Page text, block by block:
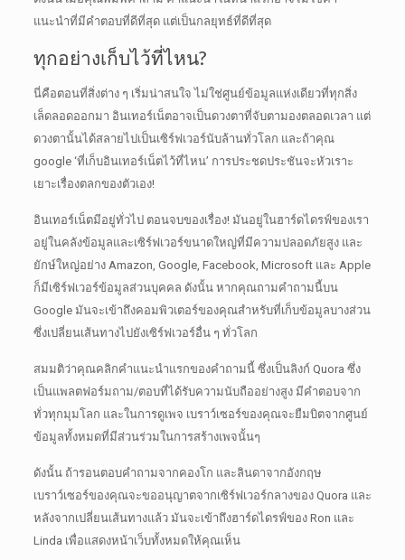
แนะนำที่มีคำตอบที่ดีที่สุด แต่เป็นกลยุทธ์ที่ดีที่สุด
ทุกอย่างเก็บไว้ที่ไหน?
นี่คือตอนที่สิ่งต่าง ๆ เริ่มน่าสนใจไม่ใช่ศูนย์ข้อมูลแห่งเดียวที่ทุกสิ่ง
เล็ดลอดออกมา อินเทอร์เน็ตอาจเป็นดวงตาที่จับตามองตลอดเวลา แต่
ดวงตานั้นได้สลายไปเป็นเซิร์ฟเวอร์นับล้านทั่วโลก และถ้าคุณ
google ‘ที่เก็บอินเทอร์เน็ตไว้ที่ไหน’ การประชดประชันจะหัวเราะ
เยาะเรื่องตลกของตัวเอง!
อินเทอร์เน็ตมีอยู่ทั่วไป ตอนจบของเรื่อง! มันอยู่ในฮาร์ดไดรฟ์ของเรา
อยู่ในคลังข้อมูลและเซิร์ฟเวอร์ขนาดใหญ่ที่มีความปลอดภัยสูง และ
ยักษ์ใหญ่อย่าง Amazon, Google, Facebook, Microsoft และ Apple
ก็มีเซิร์ฟเวอร์ข้อมูลส่วนบุคคล ดังนั้น หากคุณถามคำถามนี้บน
Google มันจะเข้าถึงคอมพิวเตอร์ของคุณสำหรับที่เก็บข้อมูลบางส่วน
ซึ่งเปลี่ยนเส้นทางไปยังเซิร์ฟเวอร์อื่น ๆ ทั่วโลก
สมมติว่าคุณคลิกคำแนะนำแรกของคำถามนี้ ซึ่งเป็นลิงก์ Quora ซึ่ง
เป็นแพลตฟอร์มถาม/ตอบที่ได้รับความนับถืออย่างสูง มีคำตอบจาก
ทั่วทุกมุมโลก และในการดูเพจ เบราว์เซอร์ของคุณจะยืมบิตจากศูนย์
ข้อมูลทั้งหมดที่มีส่วนร่วมในการสร้างเพจนั้นๆ
ดังนั้น ถ้ารอนตอบคำถามจากคองโก และลินดาจากอังกฤษ
เบราว์เซอร์ของคุณจะขออนุญาตจากเซิร์ฟเวอร์กลางของ Quora และ
หลังจากเปลี่ยนเส้นทางแล้ว มันจะเข้าถึงฮาร์ดไดรฟ์ของ Ron และ
Linda เพื่อแสดงหน้าเว็บทั้งหมดให้คุณเห็น